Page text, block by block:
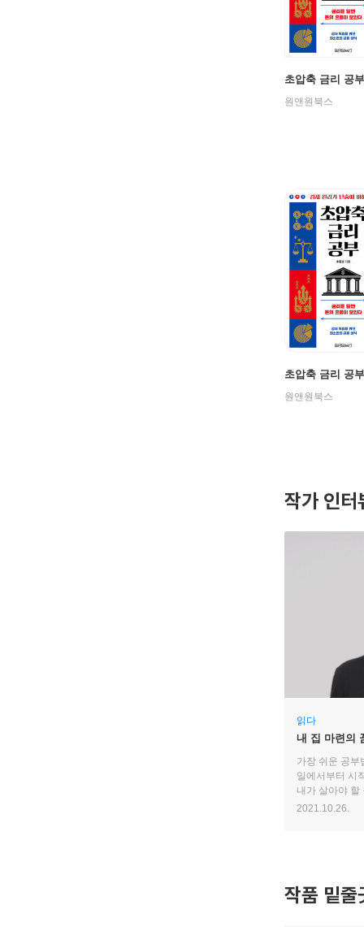
초압축 금리 공부
원앤원북스
초압축 금리 공부
원앤원북스
작가 인터
읽다
내 집 마련의
가장 쉬운 공부
일에서부터 시
내가 살아야 할
마련해야 할 신
2021.10.26.
작품 밑줄